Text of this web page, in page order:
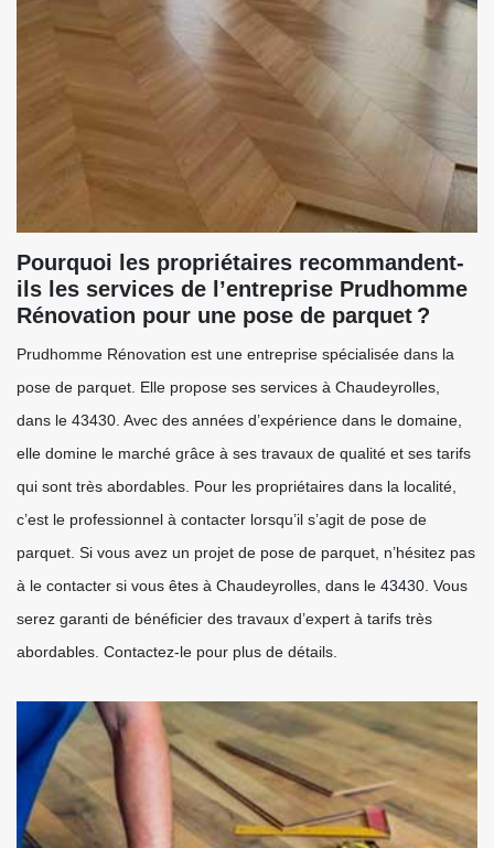
Pourquoi les propriétaires recommandent-
ils les services de l’entreprise Prudhomme
Rénovation pour une pose de parquet ?
Prudhomme Rénovation est une entreprise spécialisée dans la
pose de parquet. Elle propose ses services à Chaudeyrolles,
dans le 43430. Avec des années d’expérience dans le domaine,
elle domine le marché grâce à ses travaux de qualité et ses tarifs
qui sont très abordables. Pour les propriétaires dans la localité,
c’est le professionnel à contacter lorsqu’il s’agit de pose de
parquet. Si vous avez un projet de pose de parquet, n’hésitez pas
à le contacter si vous êtes à Chaudeyrolles, dans le 43430. Vous
serez garanti de bénéficier des travaux d’expert à tarifs très
abordables. Contactez-le pour plus de détails.